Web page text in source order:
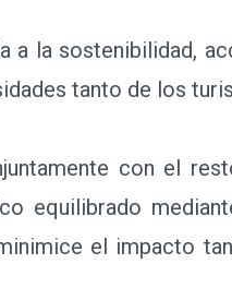
la sostenibilidad,
con el
equilibrado
el impacto